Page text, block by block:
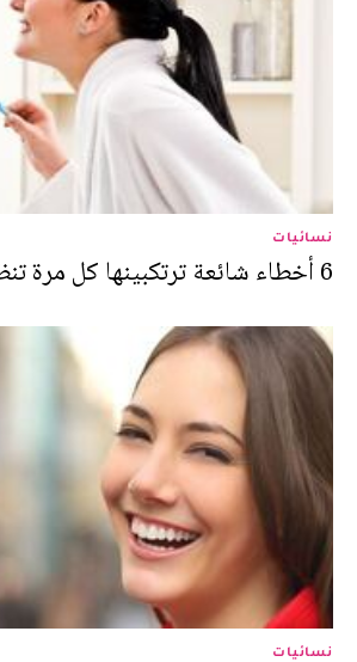
نسائيات
6 أخطاء شائعة ترتكبينها كل مرة تنظفين بها أسنانك!
نسائيات